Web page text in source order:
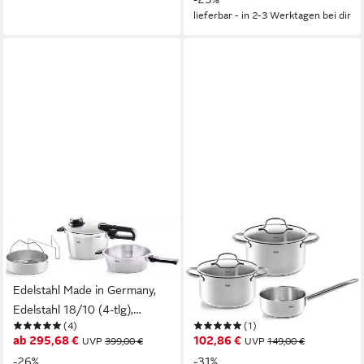
Einstellbare Kochstufen
lieferbar - in 2-3 Werktagen bei dir
Schnellkochtopf Vitavit®
Premium Dampfkochtopf Set
Edelstahl Made in Germany,
Edelstahl 18/10 (4-tlg),
Verriegelungsanzeige,
Einstellbares Abdampfen,
(4)
ab 295,68 € UVP 399,00 €
Topf-Set San Francisco,
Edelstahl 18/10 (Set, 3-tlg.,
Kochtopf 20/24 +
Stielkasserolle 16cm oD),
spülmaschinengeeignet
(1)
102,86 € UVP 149,00 €